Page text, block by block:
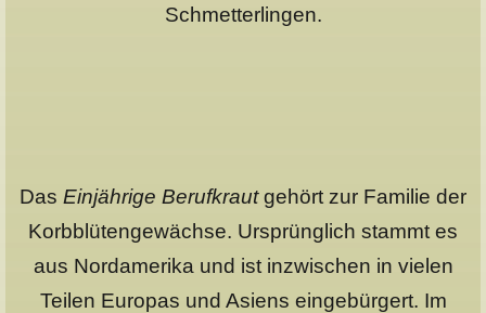
Schmetterlingen.
Das Einjährige Berufkrautgehört zur Familie der
Korbblütengewächse. Ursprünglich stammt es
aus Nordamerika und ist inzwischen in vielen
Teilen Europas und Asiens eingebürgert. Im